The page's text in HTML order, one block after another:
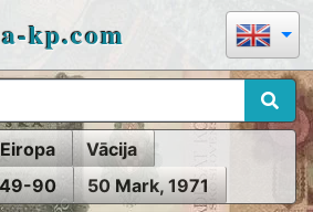
kp.com
Eiropa
Vācija
90
50 Mark, 1971